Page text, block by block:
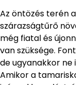
Az öntözés terén
szárazságtűrő
még fiatal és
van szüksége.
de ugyanakkor ne
Amikor a